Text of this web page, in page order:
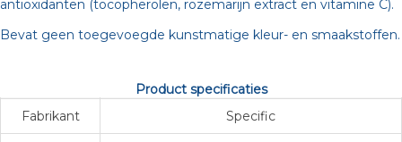
antioxidanten (tocopherolen, rozemarijn extract en vitamine C).
Bevat geen toegevoegde kunstmatige kleur- en smaakstoffen.
Product specificaties
Fabrikant
Specific